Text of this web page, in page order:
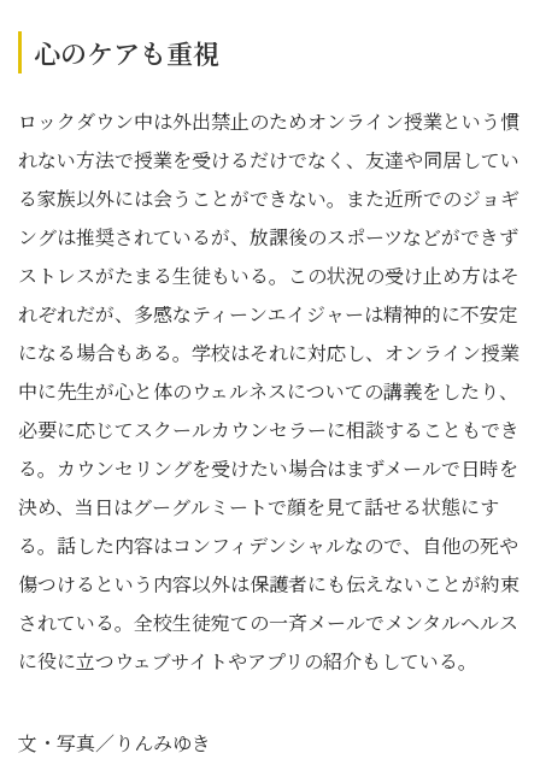
心のケアも重視
ロックダウン中は外出禁止のためオンライン授業という慣
れない方法で授業を受けるだけでなく、友達や同居してい
る家族以外には会うことができない。また近所でのジョギ
ングは推奨されているが、放課後のスポーツなどができず
ストレスがたまる生徒もいる。この状況の受け止め方はそ
れぞれだが、多感なティーンエイジャーは精神的に不安定
になる場合もある。学校はそれに対応し、オンライン授業
中に先生が心と体のウェルネスについての講義をしたり、
必要に応じてスクールカウンセラーに相談することもでき
る。カウンセリングを受けたい場合はまずメールで日時を
決め、当日はグーグルミートで顔を見て話せる状態にす
る。話した内容はコンフィデンシャルなので、自他の死や
傷つけるという内容以外は保護者にも伝えないことが約束
されている。全校生徒宛ての一斉メールでメンタルヘルス
に役に立つウェブサイトやアプリの紹介もしている。
文・写真／りんみゆき